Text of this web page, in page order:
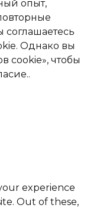
опыт,
Однако вы
cookie», чтобы
experience
Out of these,